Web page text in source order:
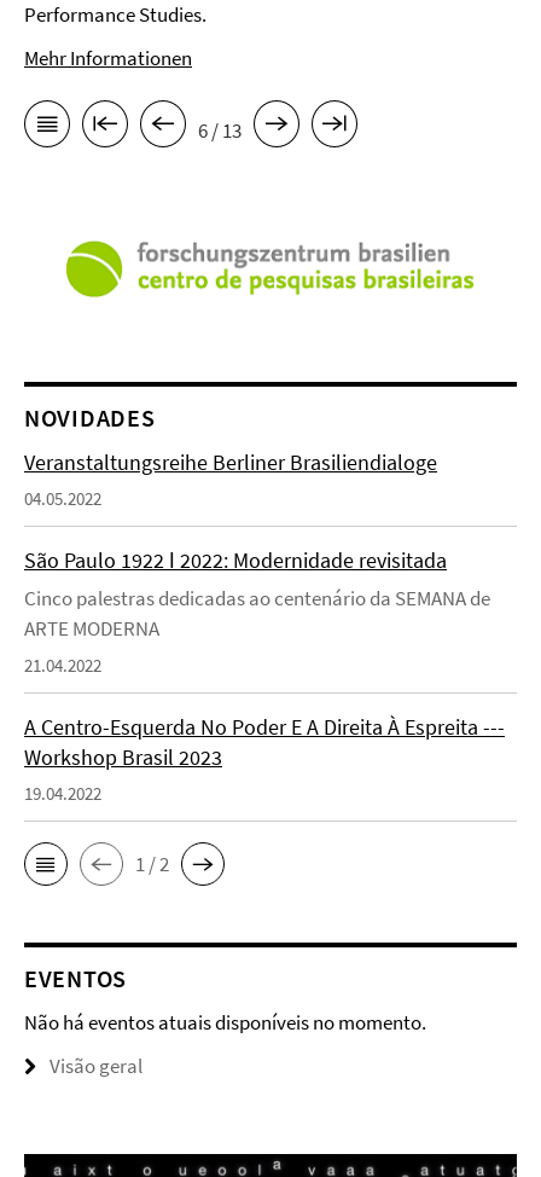
Performance Studies.
Mehr Informationen
6 / 13
NOVIDADES
Veranstaltungsreihe Berliner Brasiliendialoge
04.05.2022
São Paulo 1922 ǀ 2022: Modernidade revisitada
Cinco palestras dedicadas ao centenário da SEMANA de
ARTE MODERNA
21.04.2022
A Centro-Esquerda No Poder E A Direita À Espreita ---
Workshop Brasil 2023
19.04.2022
1 / 2
EVENTOS
Não há eventos atuais disponíveis no momento.
Visão geral